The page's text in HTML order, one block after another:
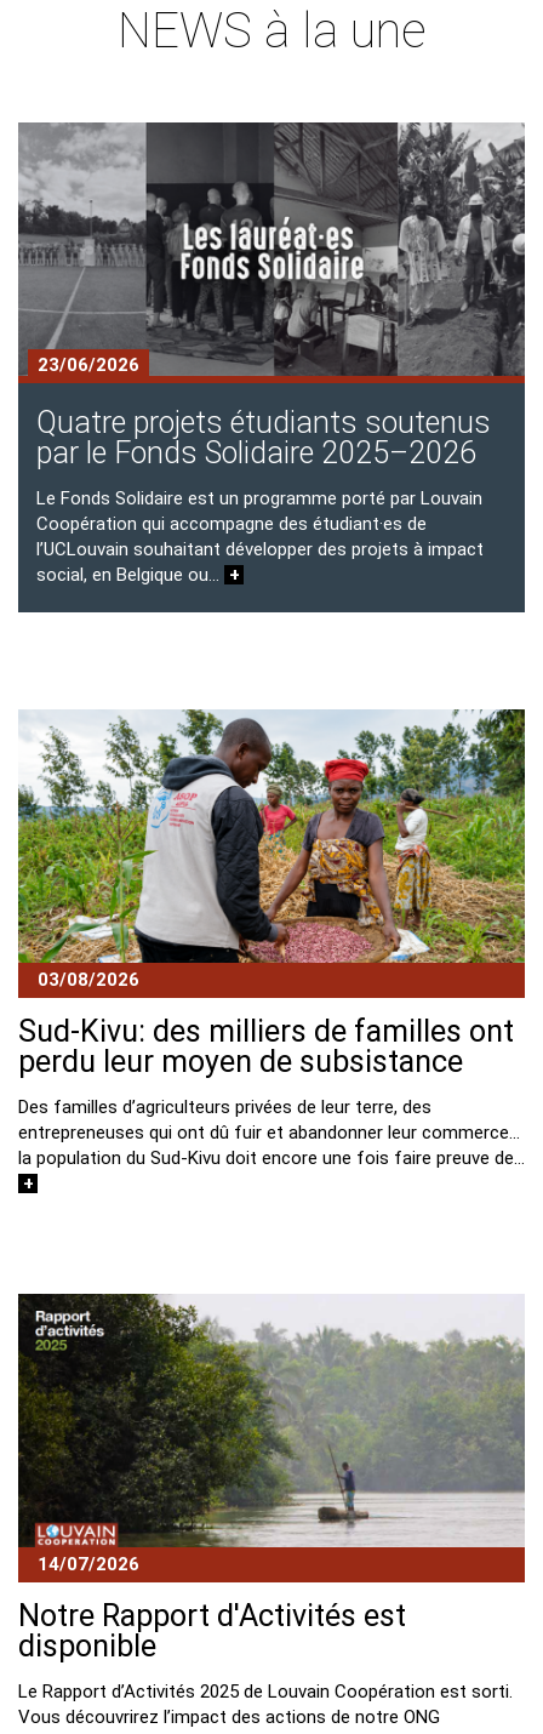
NEWS à la une
Block
23/06/2026
Quatre projets étudiants soutenus
par le Fonds Solidaire 2025–2026
Le Fonds Solidaire est un programme porté par Louvain
Coopération qui accompagne des étudiant·es de
l’UCLouvain souhaitant développer des projets à impact
social, en Belgique ou… +
03/08/2026
Sud-Kivu: des milliers de familles ont
perdu leur moyen de subsistance
Des familles d’agriculteurs privées de leur terre, des
entrepreneuses qui ont dû fuir et abandonner leur commerce…
la population du Sud-Kivu doit encore une fois faire preuve de…
+
Block
14/07/2026
Notre Rapport d'Activités est
disponible
Le Rapport d’Activités 2025 de Louvain Coopération est sorti.
Vous découvrirez l’impact des actions de notre ONG